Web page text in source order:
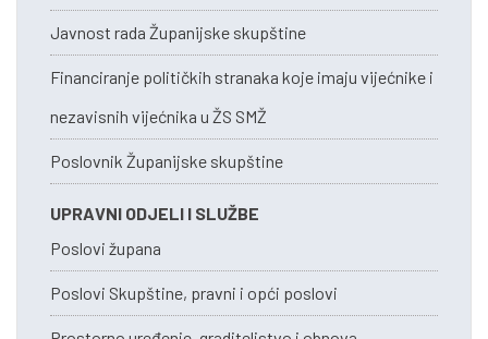
Javnost rada Županijske skupštine
Financiranje političkih stranaka koje imaju vijećnike i
nezavisnih vijećnika u ŽS SMŽ
Poslovnik Županijske skupštine
UPRAVNI ODJELI I SLUŽBE
Poslovi župana
Poslovi Skupštine, pravni i opći poslovi